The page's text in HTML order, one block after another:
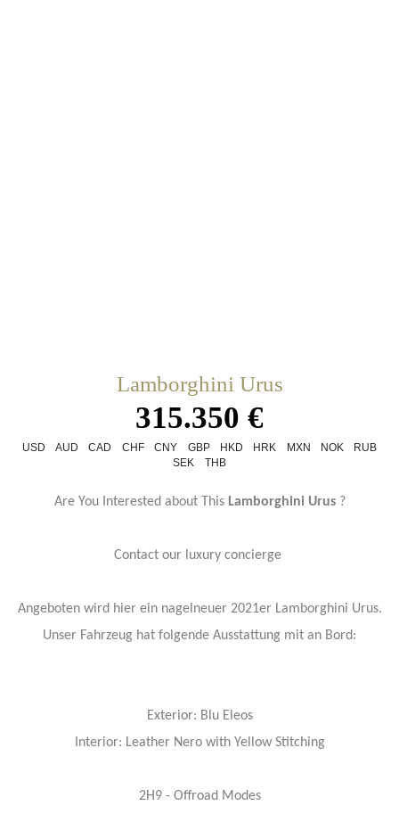
Lamborghini Urus
315.350 €
USD AUD CAD CHF CNY GBP HKD HRK MXN NOK
RUB
SEK
THB
Are You Interested about This Lamborghini Urus?
Contact our luxury concierge
Angeboten wird hier ein nagelneuer 2021er Lamborghini Urus.
Unser Fahrzeug hat folgende Ausstattung mit an Bord:
Exterior: Blu Eleos
Interior: Leather Nero with Yellow Stitching
2H9 - Offroad Modes